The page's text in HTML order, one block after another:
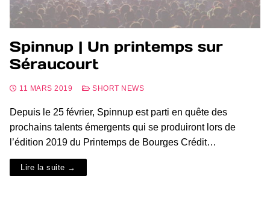
Spinnup | Un printemps sur
Séraucourt
11 MARS 2019 SHORT NEWS
Depuis le 25 février, Spinnup est parti en quête des
prochains talents émergents qui se produiront lors de
l’édition 2019 du Printemps de Bourges Crédit…
Lire la suite →